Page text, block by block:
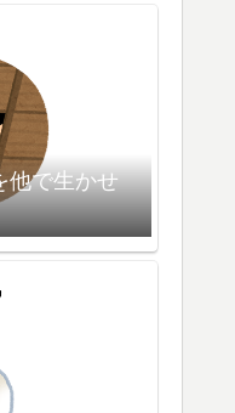
他で生かせ